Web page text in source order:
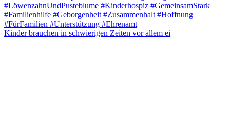
Kinder brauchen in schwierigen Zeiten vor allem ei